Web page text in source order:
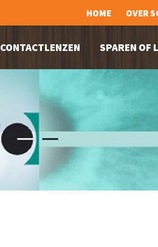
HOME OVER
CONTACTLENZEN SPAREN OF